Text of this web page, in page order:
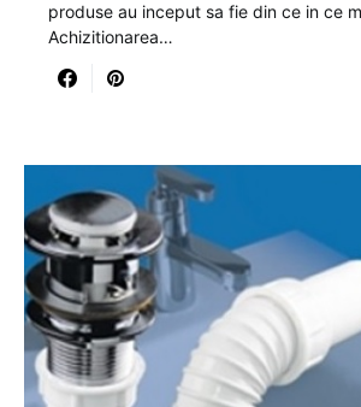
produse au inceput sa fie din ce in ce
Achizitionarea…